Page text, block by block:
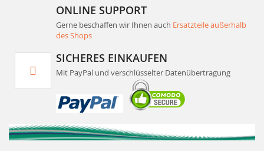
ONLINE SUPPORT
Gerne beschaffen wir Ihnen auch Ersatzteile außerhalb
des Shops
SICHERES EINKAUFEN
Mit PayPal und verschlüsselter Datenübertragung